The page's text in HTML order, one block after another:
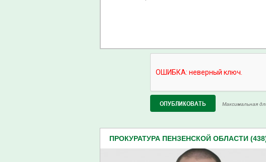
Максимальная
ПРОКУРАТУРА ПЕНЗЕНСКОЙ ОБЛАСТИ